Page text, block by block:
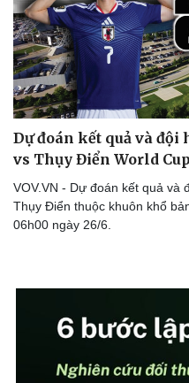
Dự đoán kết quả và
vs Thụy Điển World
VOV.VN - Dự đoán kết quả và
Thụy Điển thuộc khuôn khổ
06h00 ngày 26/6.